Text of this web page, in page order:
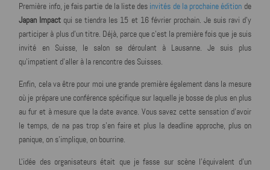
Première info, je fais partie de la liste des invités de la prochaine édition de
Japan Impact qui se tiendra les 15 et 16 février prochain. Je suis ravi d'y
participer à plus d'un titre. Déjà, parce que c'est la première fois que je suis
invité en Suisse, le salon se déroulant à Lausanne. Je suis plus
qu'impatient d'aller à la rencontre des Suisses.
Enfin, cela va être pour moi une grande première également dans la mesure
où je prépare une conférence spécifique sur laquelle je bosse de plus en plus
au fur et à mesure que la date avance. Vous savez cette sensation d'avoir
le temps, de na pas trop s'en faire et plus la deadline approche, plus on
panique, on s'implique, on bourrine.
L'idée des organisateurs était que je fasse sur scène l'équivalent d'un